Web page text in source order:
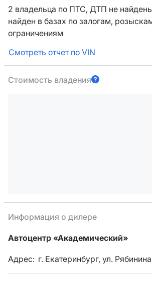
2 владельца по ПТС, ДТП не
найден в базах по залогам,
ограничениям
Смотреть отчет по VIN
Стоимость владения
Информация о дилере
Автоцентр «Академический»
Адрес: г. Екатеринбург, ул.